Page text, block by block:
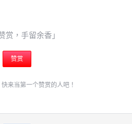
赏，手留余香」
赞赏
来当第一个赞赏的人吧！